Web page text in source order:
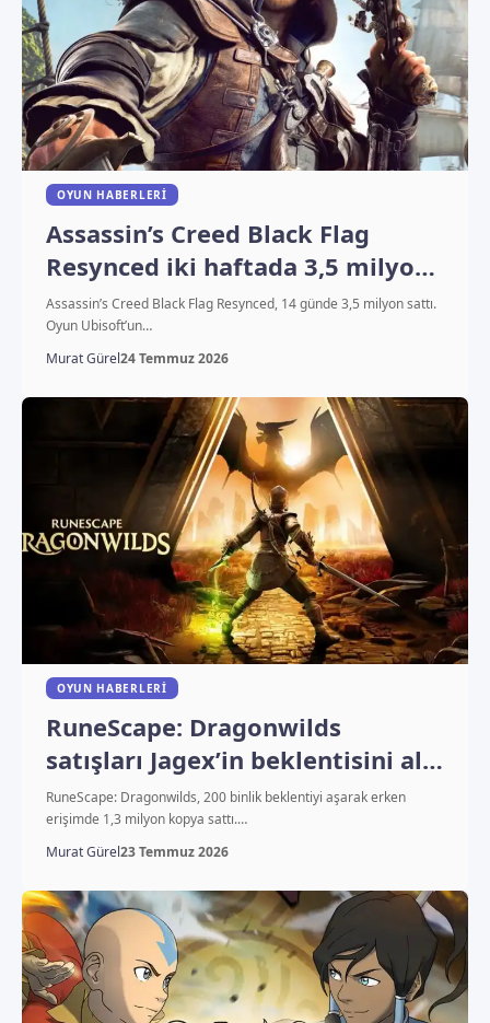
OYUN HABERLERI
Assassin’s Creed Black Flag
Resynced iki haftada 3,5 milyon
sattı
Assassin’s Creed Black Flag Resynced, 14 günde 3,5 milyon sattı.
Oyun Ubisoft’un…
Murat Gürel24 Temmuz 2026
OYUN HABERLERI
RuneScape: Dragonwilds
satışları Jagex’in beklentisini altı
katından fazla aştı
RuneScape: Dragonwilds, 200 binlik beklentiyi aşarak erken
erişimde 1,3 milyon kopya sattı.…
Murat Gürel23 Temmuz 2026